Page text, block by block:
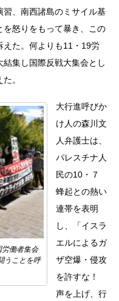
、南西諸島のミサイル基
怒りをもって暴き、この
えた。何よりも11・19労
集し国際反戦大集会とし
。
働者集会
うことを呼
大行進呼びか
け人の森川文
人弁護士は、
パレスチナ人
民の10・７
蜂起との熱い
連帯を表明
し、「イスラ
エルによるガ
ザ空爆・侵攻
を許すな！
声を上げ、行